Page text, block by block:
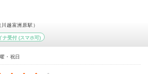
越富洲原駅）
ナ受付(スマホ可)
・祝日